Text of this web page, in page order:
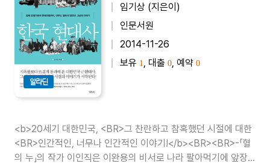
알라딘
임기상 (지은이)
인문서원
2014-11-26
보유 1 , 대출 0 , 예약 0
<b>20세기 대한민국, <BR>그 찬란하고 참혹했던 시절에 대한
<BR>인간적인, 너무나 인간적인 이야기!</b><BR><BR>-「혈
의 누」의 작가 이인직은 이완용의 비서로 나라 팔아먹기에 앞장